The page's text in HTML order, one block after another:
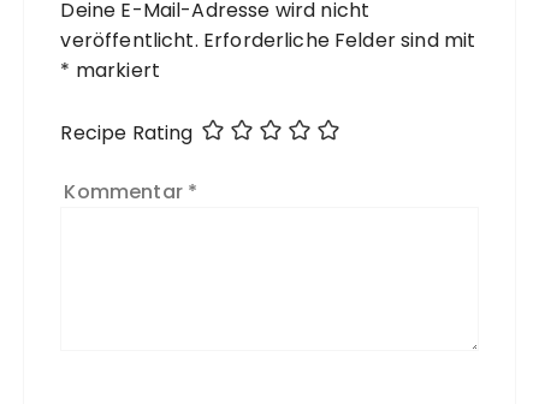
Deine E-Mail-Adresse wird nicht
veröffentlicht. Erforderliche Felder sind mit
* markiert
Recipe Rating
Kommentar *